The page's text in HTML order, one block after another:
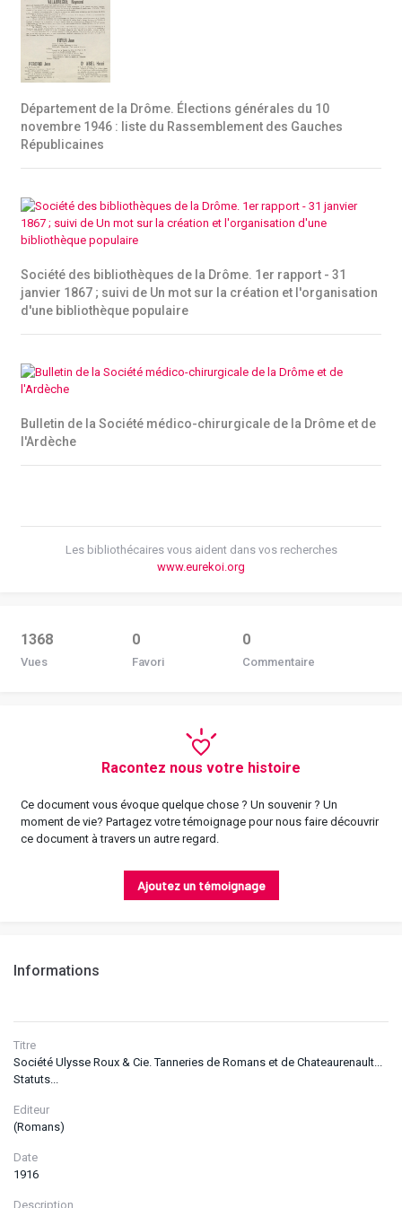
Informations
Titre
Société Ulysse Roux & Cie. Tanneries de Romans et de Chateaurenault...
Statuts...
Editeur
(Romans)
Date
1916
Description
Département de la Drôme. Élections générales du 10
novembre 1946 : liste du Rassemblement des Gauches
Républicaines
Société des bibliothèques de la Drôme. 1er rapport - 31
janvier 1867 ; suivi de Un mot sur la création et l'organisation
d'une bibliothèque populaire
Bulletin de la Société médico-chirurgicale de la Drôme et de
l'Ardèche
Les bibliothécaires vous aident dans vos recherches
www.eurekoi.org
1368
Vues
0
Favori
0
Commentaire
Racontez nous votre histoire
Ce document vous évoque quelque chose ? Un souvenir ? Un
moment de vie? Partagez votre témoignage pour nous faire découvrir
ce document à travers un autre regard.
Ajoutez un témoignage